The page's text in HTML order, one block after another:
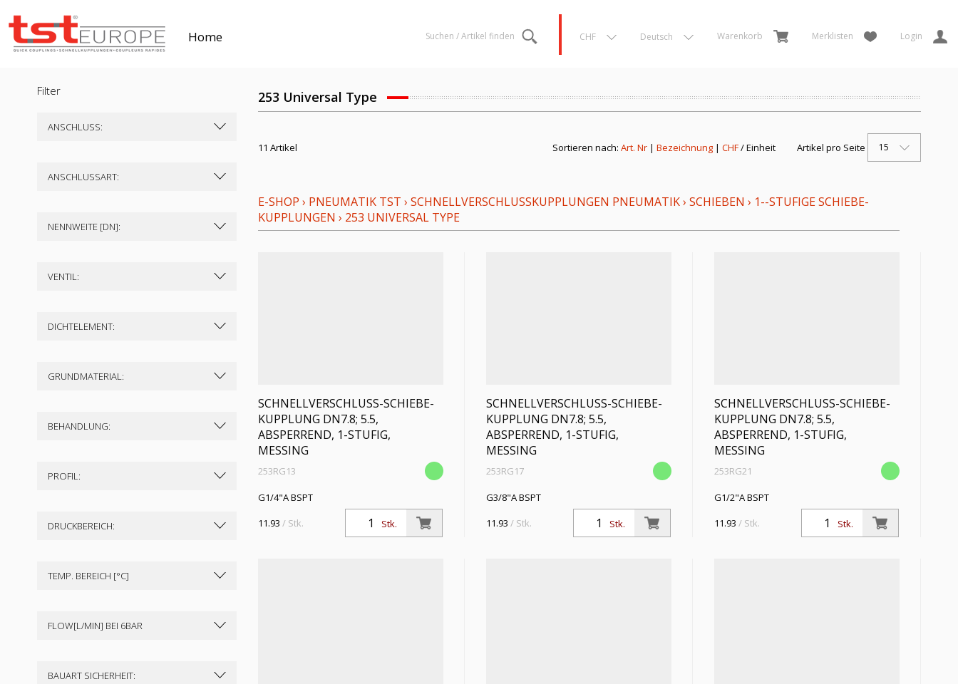
CHF Deutsch Warenkorb Merklisten Login
Suchen / Artikel finden
Home
Filter
ANSCHLUSS:
ANSCHLUSSART:
NENNWEITE [DN]:
VENTIL:
DICHTELEMENT:
GRUNDMATERIAL:
BEHANDLUNG:
PROFIL:
DRUCKBEREICH:
TEMP. BEREICH [°C]
FLOW[L/MIN] BEI 6BAR
BAUART SICHERHEIT:
253 Universal Type
Artikel pro Seite 15
Sortieren nach: Art. Nr | Bezeichnung | CHF/ Einheit
11 Artikel
E-SHOP › PNEUMATIK TST › SCHNELLVERSCHLUSSKUPPLUNGEN PNEUMATIK› SCHIEBEN › 1--STUFIGE SCHIEBE-
KUPPLUNGEN › 253 UNIVERSAL TYPE
SCHNELLVERSCHLUSS-SCHIEBE-
KUPPLUNG DN7.8; 5.5,
ABSPERREND, 1-STUFIG,
MESSING
253RG13
G1/4"A BSPT
Stk.
11.93 / Stk.
SCHNELLVERSCHLUSS-SCHIEBE-
KUPPLUNG DN7.8; 5.5,
ABSPERREND, 1-STUFIG,
MESSING
253RG17
G3/8"A BSPT
Stk.
11.93 / Stk.
SCHNELLVERSCHLUSS-SCHIEBE-
KUPPLUNG DN7.8; 5.5,
ABSPERREND, 1-STUFIG,
MESSING
253RG21
G1/2"A BSPT
Stk.
11.93 / Stk.